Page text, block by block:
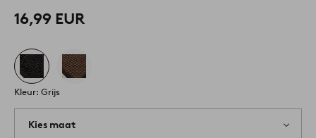
16,99 EUR
Kleur: Grijs
Kies maat